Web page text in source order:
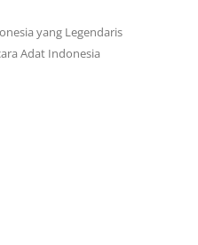
yang Legendaris
Adat Indonesia